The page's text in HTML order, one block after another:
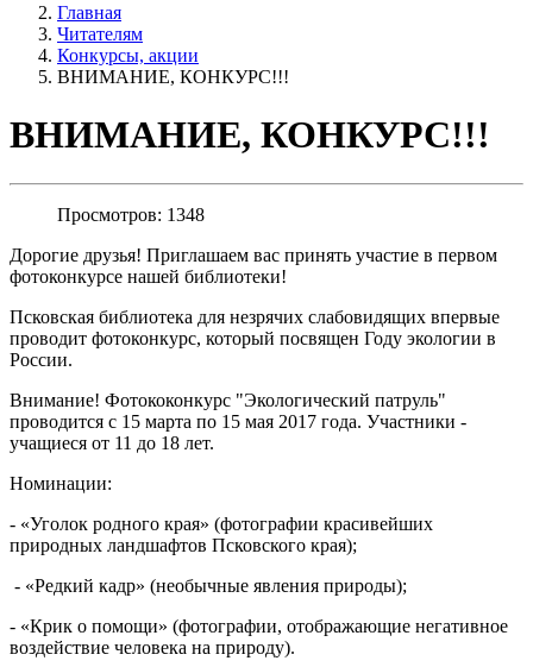
Главная
Читателям
Конкурсы, акции
ВНИМАНИЕ, КОНКУРС!!!
ВНИМАНИЕ, КОНКУРС!!!
Просмотров: 1348
Дорогие друзья! Приглашаем вас принять участие в первом
фотоконкурсе нашей библиотеки!
Псковская библиотека для незрячих слабовидящих впервые
проводит фотоконкурс, который посвящен Году экологии в
России.
Внимание! Фотококонкурс "Экологический патруль"
проводится с 15 марта по 15 мая 2017 года. Участники -
учащиеся от 11 до 18 лет.
Номинации:
- «Уголок родного края» (фотографии красивейших
природных ландшафтов Псковского края);
- «Редкий кадр» (необычные явления природы);
- «Крик о помощи» (фотографии, отображающие негативное
воздействие человека на природу).